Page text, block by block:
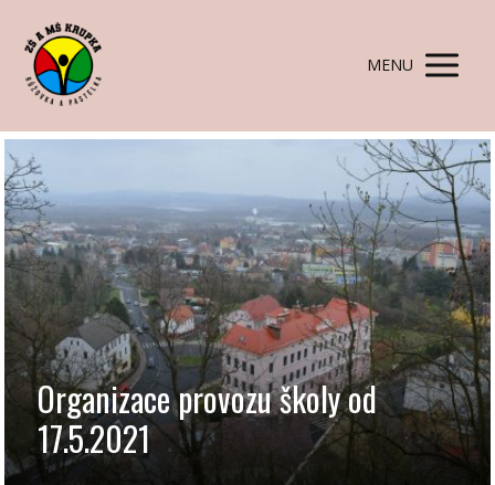
MENU
Organizace provozu školy od
17.5.2021